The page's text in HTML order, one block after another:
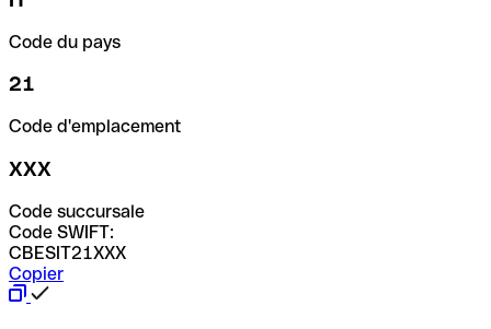
Code du pays
21
Code d'emplacement
XXX
Code succursale
Code SWIFT:
CBESIT21XXX
Copier